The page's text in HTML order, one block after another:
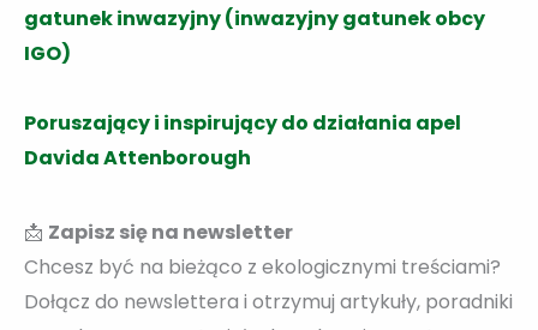
gatunek inwazyjny (inwazyjny gatunek obcy
IGO)
Poruszający i inspirujący do działania apel
Davida Attenborough
📩 Zapisz się na newsletter
Chcesz być na bieżąco z ekologicznymi treściami?
Dołącz do newslettera i otrzymuj artykuły, poradniki